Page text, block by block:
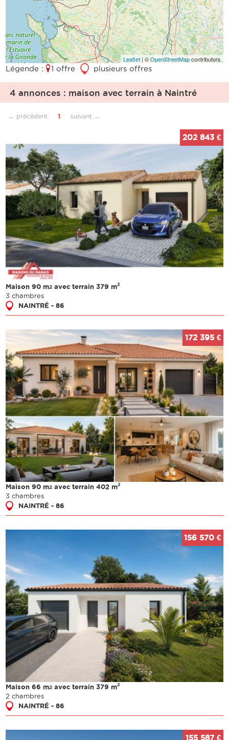
Leaflet| ©OpenStreetMapcontributors
Légende : 1 offre 3 plusieurs offres
4 annonces : maison avec terrain à Naintré
← précédent 1 suivant →
Maison 90 m2 avec terrain 379 m2
3 chambres
NAINTRÉ - 86
202 843 €
Maison 90 m2 avec terrain 402 m2
3 chambres
NAINTRÉ - 86
172 395 €
Maison 66 m2 avec terrain 379 m2
2 chambres
NAINTRÉ - 86
156 570 €
155 587 €